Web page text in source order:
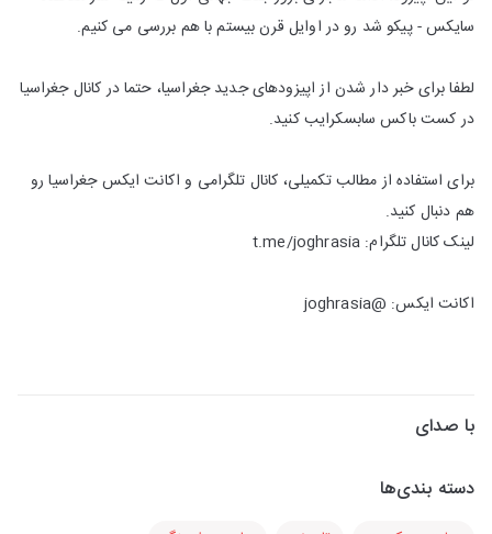
سایکس - پیکو شد رو در اوایل قرن بیستم با هم بررسی می کنیم.
لطفا برای خبر دار شدن از اپیزودهای جدید جغراسیا، حتما در کانال جغراسیا
در کست باکس سابسکرایب کنید.
برای استفاده از مطالب تکمیلی، کانال تلگرامی و اکانت ایکس جغراسیا رو
هم دنبال کنید.
لینک کانال تلگرام: t.me/joghrasia
اکانت ایکس: @joghrasia
با صدای
دسته بندی‌ها